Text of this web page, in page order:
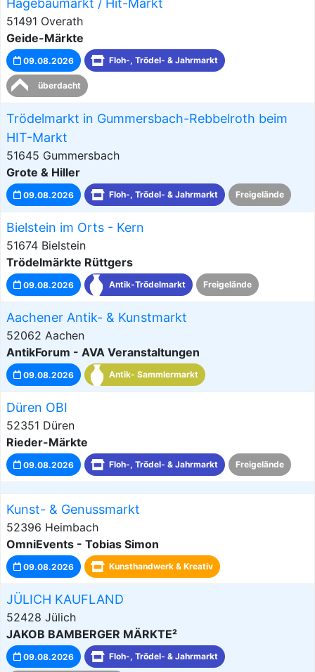
Hagebaumarkt / Hit-Markt
51491 Overath
Geide-Märkte
09.08.2026 Floh-, Trödel- & Jahrmarkt
überdacht
Trödelmarkt in Gummersbach-Rebbelroth beim
HIT-Markt
51645 Gummersbach
Grote & Hiller
09.08.2026 Floh-, Trödel- & Jahrmarkt Freigelände
Bielstein im Orts - Kern
51674 Bielstein
Trödelmärkte Rüttgers
09.08.2026 Antik-Trödelmarkt Freigelände
Aachener Antik- & Kunstmarkt
52062 Aachen
AntikForum - AVA Veranstaltungen
09.08.2026 Antik- Sammlermarkt
Düren OBI
52351 Düren
Rieder-Märkte
09.08.2026 Floh-, Trödel- & Jahrmarkt Freigelände
Kunst- & Genussmarkt
52396 Heimbach
OmniEvents - Tobias Simon
09.08.2026 Kunsthandwerk & Kreativ
JÜLICH KAUFLAND
52428 Jülich
JAKOB BAMBERGER MÄRKTE²
09.08.2026 Floh-, Trödel- & Jahrmarkt